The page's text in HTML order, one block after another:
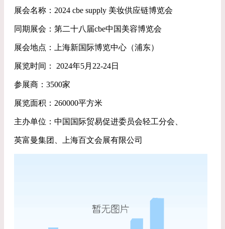
展会名称：2024 cbe supply 美妆供应链博览会
同期展会：第二十八届cbe中国美容博览会
展会地点：上海新国际博览中心（浦东）
展览时间： 2024年5月22-24日
参展商：3500家
展览面积：260000平方米
主办单位：中国国际贸易促进委员会轻工分会、
英富曼集团、上海百文会展有限公司